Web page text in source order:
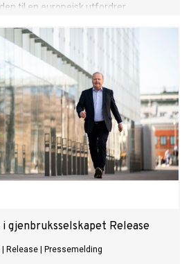
til en europeisk utfordrer.
gjenbruksselskapet Release
Release Pressemelding